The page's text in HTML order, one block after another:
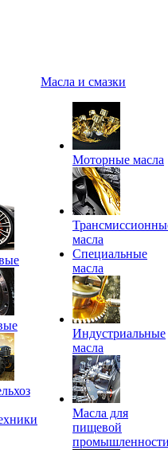
Масла и смазки
Моторные масла
масла
Специальные
масла
Индустриальные
масла
Масла для
пищевой